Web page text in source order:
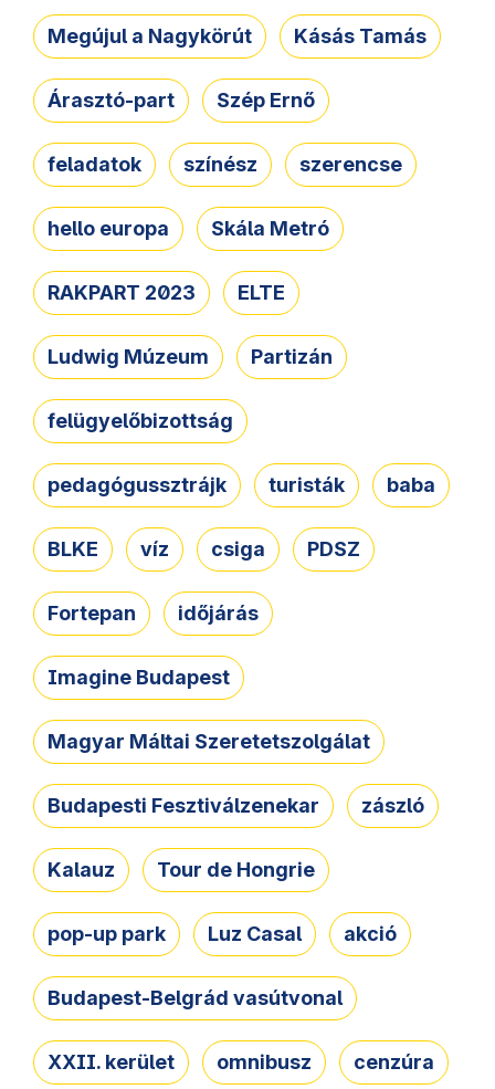
Megújul a Nagykörút Kásás Tamás
Árasztó-part Szép Ernő
feladatok színész szerencse
hello europa Skála Metró
RAKPART 2023 ELTE
Ludwig Múzeum Partizán
felügyelőbizottság
pedagógussztrájk turisták baba
BLKE víz csiga PDSZ
Fortepan időjárás
Imagine Budapest
Magyar Máltai Szeretetszolgálat
Budapesti Fesztiválzenekar zászló
Kalauz Tour de Hongrie
pop-up park Luz Casal akció
Budapest-Belgrád vasútvonal
XXII. kerület omnibusz cenzúra